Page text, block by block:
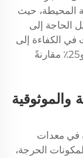
المحيطة، حيث
الحاجة إلى
في الكفاءة إلى
خفض تكاليف الطاقة بنسبة تتراوح بين 15 و25٪ مقارنةً
والموثوقية
في معدات
الحرجة،